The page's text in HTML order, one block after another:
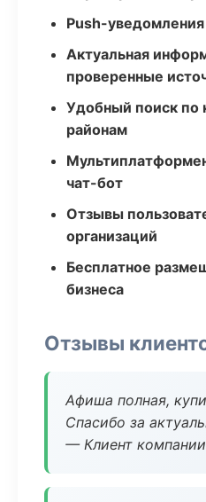
Push-
Актуальная
проверенные
Удобный поиск по
районам
чат-бот
Отзывы
организаций
Бесплатное
бизнеса
Отзывы
Афиша полная,
Спасибо за
— Клиент компании